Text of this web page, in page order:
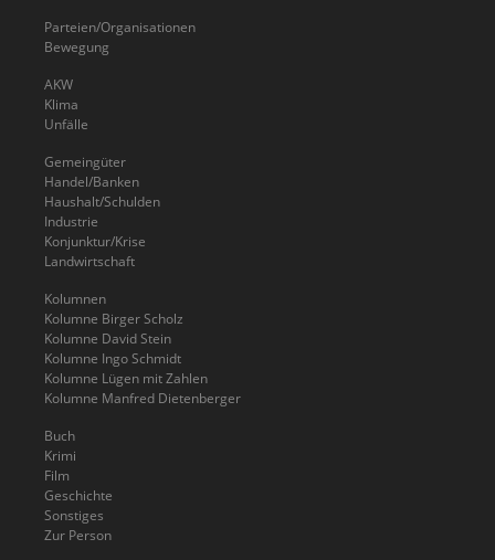
Parteien/Organisationen
Bewegung
AKW
Klima
Unfälle
Gemeingüter
Handel/Banken
Haushalt/Schulden
Industrie
Konjunktur/Krise
Landwirtschaft
Kolumnen
Kolumne Birger Scholz
Kolumne David Stein
Kolumne Ingo Schmidt
Kolumne Lügen mit Zahlen
Kolumne Manfred Dietenberger
Buch
Krimi
Film
Geschichte
Sonstiges
Zur Person